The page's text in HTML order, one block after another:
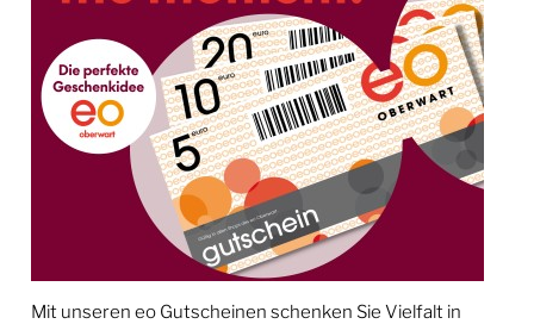
Mit unseren eo Gutscheinen schenken Sie Vielfalt in